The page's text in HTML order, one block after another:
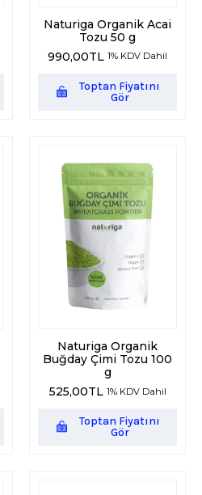
Naturiga Organik Acai
Tozu 50 g
990,00TL 1% KDV Dahil
Toptan Fiyatını
Gör
Naturiga Organik
Buğday Çimi Tozu 100
g
525,00TL 1% KDV Dahil
Toptan Fiyatını
Gör